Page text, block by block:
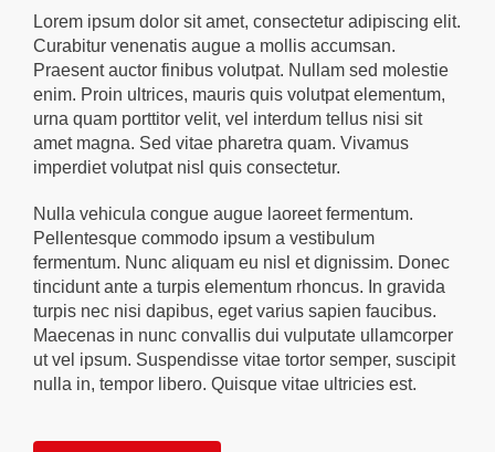
Lorem ipsum dolor sit amet, consectetur adipiscing elit.
Curabitur venenatis augue a mollis accumsan.
Praesent auctor finibus volutpat. Nullam sed molestie
enim. Proin ultrices, mauris quis volutpat elementum,
urna quam porttitor velit, vel interdum tellus nisi sit
amet magna. Sed vitae pharetra quam. Vivamus
imperdiet volutpat nisl quis consectetur.
Nulla vehicula congue augue laoreet fermentum.
Pellentesque commodo ipsum a vestibulum
fermentum. Nunc aliquam eu nisl et dignissim. Donec
tincidunt ante a turpis elementum rhoncus. In gravida
turpis nec nisi dapibus, eget varius sapien faucibus.
Maecenas in nunc convallis dui vulputate ullamcorper
ut vel ipsum. Suspendisse vitae tortor semper, suscipit
nulla in, tempor libero. Quisque vitae ultricies est.